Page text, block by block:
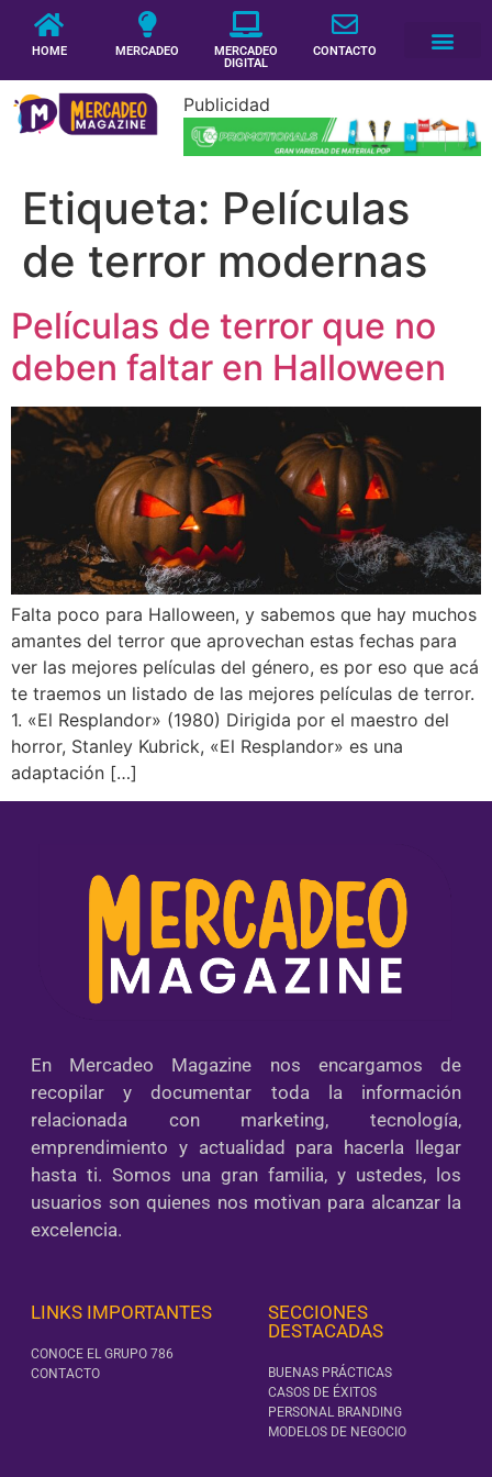
HOME MERCADEO
MERCADEO
DIGITAL
CONTACTO
Publicidad
Etiqueta: Películas
de terror modernas
Películas de terror que no
deben faltar en Halloween
Falta poco para Halloween, y sabemos que hay muchos
amantes del terror que aprovechan estas fechas para
ver las mejores películas del género, es por eso que acá
te traemos un listado de las mejores películas de terror.
1. «El Resplandor» (1980) Dirigida por el maestro del
horror, Stanley Kubrick, «El Resplandor» es una
adaptación […]
En Mercadeo Magazine nos encargamos de
recopilar y documentar toda la información
relacionada con marketing, tecnología,
emprendimiento y actualidad para hacerla llegar
hasta ti. Somos una gran familia, y ustedes, los
usuarios son quienes nos motivan para alcanzar la
excelencia.
LINKS IMPORTANTES
CONOCE EL GRUPO 786
CONTACTO
SECCIONES
DESTACADAS
BUENAS PRÁCTICAS
CASOS DE ÉXITOS
PERSONAL BRANDING
MODELOS DE NEGOCIO